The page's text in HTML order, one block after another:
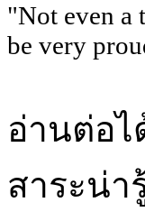
"Not even a
be very
อ่านต่อไ
สาระน่า